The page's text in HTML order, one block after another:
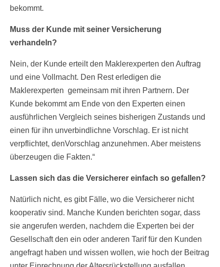
bekommt.
Muss der Kunde mit seiner Versicherung
verhandeln?
Nein, der Kunde erteilt den Maklerexperten den Auftrag
und eine Vollmacht. Den Rest erledigen die
Maklerexperten gemeinsam mit ihren Partnern. Der
Kunde bekommt am Ende von den Experten einen
ausführlichen Vergleich seines bisherigen Zustands und
einen für ihn unverbindlichne Vorschlag. Er ist nicht
verpflichtet, denVorschlag anzunehmen. Aber meistens
überzeugen die Fakten.“
Lassen sich das die Versicherer einfach so gefallen?
Natürlich nicht, es gibt Fälle, wo die Versicherer nicht
kooperativ sind. Manche Kunden berichten sogar, dass
sie angerufen werden, nachdem die Experten bei der
Gesellschaft den ein oder anderen Tarif für den Kunden
angefragt haben und wissen wollen, wie hoch der Beitrag